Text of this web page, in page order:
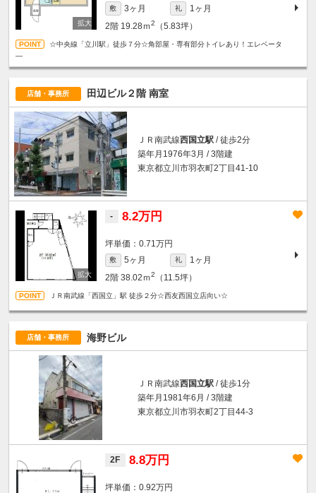
敷 3ヶ月 礼
1ヶ月
2階 19.28ｍ2 （5.83坪）
☆中央線「立川駅」徒歩７分☆角部屋・専有部分トイレあり！エレベータ
―
店舗・事務所 田辺ビル２階 南室
ＪＲ南武線西国立駅 / 徒歩2分
築年月1976年3月 / 3階建
東京都立川市羽衣町2丁目41-10
- 8.2万円
坪単価：0.71万円
敷 5ヶ月 礼
1ヶ月
2階 38.02ｍ2 （11.5坪）
ＪＲ南武線「西国立」駅 徒歩２分☆西友西国立店向い☆
店舗・事務所 海野ビル
ＪＲ南武線西国立駅 / 徒歩1分
築年月1981年6月 / 3階建
東京都立川市羽衣町2丁目44-3
2F 8.8万円
坪単価：0.92万円